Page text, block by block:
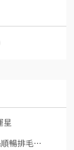
星
順暢排毛⋯